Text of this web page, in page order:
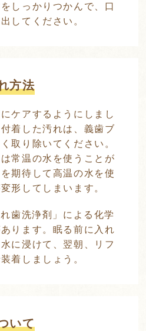
しっかりつかんで、口
してください。
方法
ケアするようにしまし
着した汚れは、義歯ブ
取り除いてください。
常温の水を使うことが
期待して高温の水を使
形してしまいます。
歯洗浄剤」による化学
ります。眠る前に入れ
に浸けて、翌朝、リフ
着しましょう。
いて